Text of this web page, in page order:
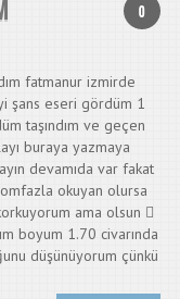
0
fatmanur izmirde
şans eseri gördüm 1
taşındım ve geçen
buraya yazmaya
devamıda var fakat
okuyan olursa
ama olsun 
boyum 1.70 civarında
düşünüyorum çünkü